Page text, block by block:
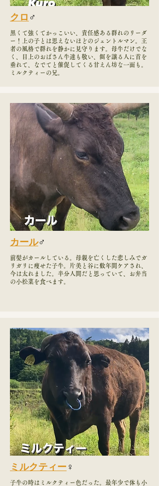
クロ ♂
黒くて強くてかっこいい、責任感ある群れのリーダ
ー！上の子とは思えないほどのジェントルマン。王
者の風格で群れを静かに見守ります。母牛だけでな
く、目上のおばさん牛達も敬い、餌を譲る人に首を
垂れて、なでてと催促してくる甘えん坊な一面も。
ミルクティーの兄。
カール♂
前髪がカールしている。母親を亡くした悲しみでガ
リガリに痩せた子牛。片美と谷に数年間ケアされ、
今は太れました。半分人間だと思っていて、お弁当
の小松菜を食べます。
ミルクティー ♀
子牛の時はミルクティー色だった。最年少で体も小